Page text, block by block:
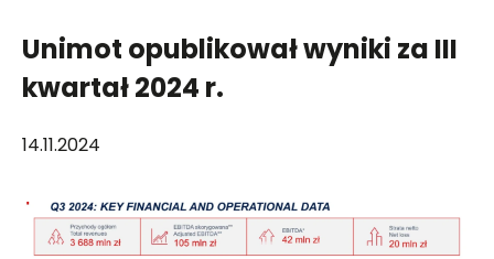
Unimot opublikował wyniki za III
kwartał 2024 r.
14.11.2024